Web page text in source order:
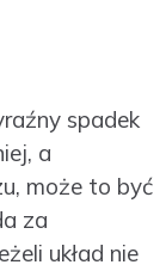
spadek
a
może to być
za
układ nie